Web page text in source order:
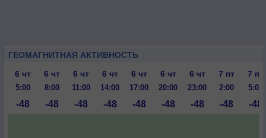
ГЕОМАГНИТНАЯ АКТИВНОСТЬ
6 чт
6 чт 6 чт 6 чт 6 чт 6 чт 6 чт 7 пт 7 пт
5:00 8:00 11:00 14:00 17:00 20:00 23:00 2:00 5:00
-48 -48 -48 -48 -48 -48 -48 -48 -48